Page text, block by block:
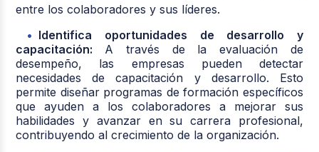
entre los colaboradores y sus líderes.
Identifica oportunidades de desarrollo y
capacitación: A través de la evaluación de
desempeño, las empresas pueden detectar
necesidades de capacitación y desarrollo. Esto
permite diseñar programas de formación específicos
que ayuden a los colaboradores a mejorar sus
habilidades y avanzar en su carrera profesional,
contribuyendo al crecimiento de la organización.